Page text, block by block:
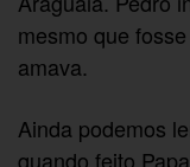
mesmo que
amava.
Ainda podemos
quando feito